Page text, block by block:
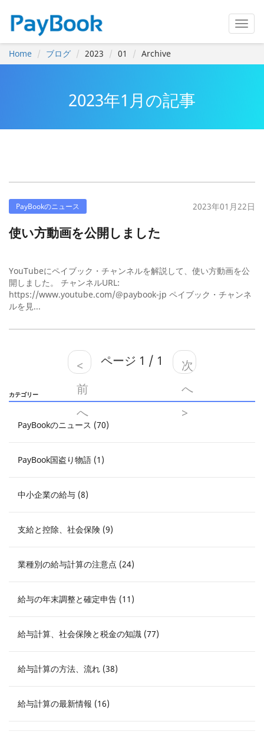
Home ブログ 2023 01 Archive
2023年1月の記事
PayBookのニュース 2023年01月22日
使い方動画を公開しました
YouTubeにペイブック・チャンネルを解説して、使い方動画を公
開しました。 チャンネルURL:
https://www.youtube.com/@paybook-jp ペイブック・チャンネ
ルを見...
<
前
へ
ページ 1 / 1
次
へ
>
カテゴリー
PayBookのニュース (70)
PayBook国盗り物語 (1)
中小企業の給与 (8)
支給と控除、社会保険 (9)
業種別の給与計算の注意点 (24)
給与の年末調整と確定申告 (11)
給与計算、社会保険と税金の知識 (77)
給与計算の方法、流れ (38)
給与計算の最新情報 (16)